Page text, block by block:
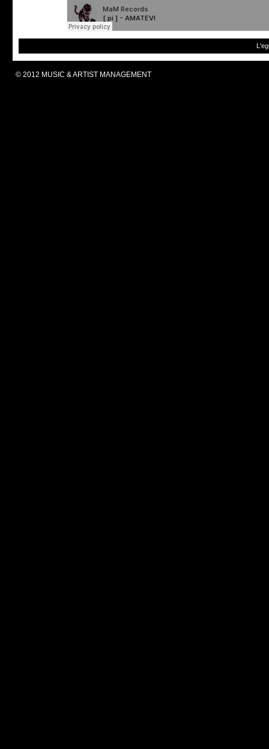
© 2012 MUSIC & ARTIST MANAGEMENT